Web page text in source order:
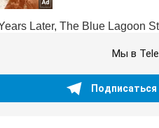
Мы в
Подписаться